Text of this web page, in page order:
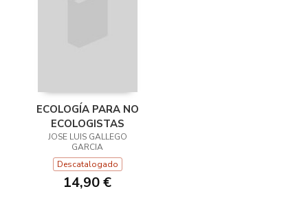
ECOLOGÍA PARA NO
ECOLOGISTAS
JOSE LUIS GALLEGO
GARCIA
Descatalogado
14,90 €